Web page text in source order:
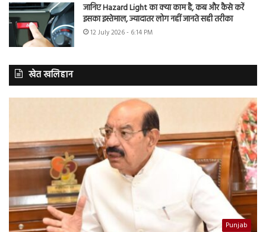
जानिए Hazard Light का क्या काम है, कब और कैसे करें
इसका इस्तेमाल, ज्यादातर लोग नहीं जानते सही तरीका
12 July 2026 - 6:14 PM
खेत खलिहान
Punjab